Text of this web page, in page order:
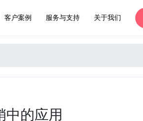
客户案例 服务与支持 关于我们
中的应用